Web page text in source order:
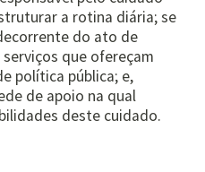
a rotina diária; se
do ato de
que ofereçam
política pública; e,
de apoio na qual
deste cuidado.